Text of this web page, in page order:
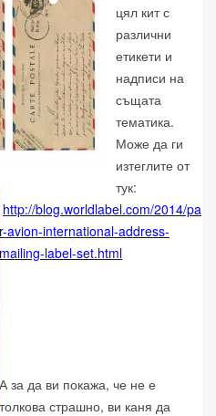
цял кит с
различни
етикети и
надписи на
същата
тематика.
Може да ги
изтеглите от
тук:
http://blog.worldlabel.com/2014/pa
r-avion-international-address-
mailing-label-set.html
А за да ви покажа, че не е
толкова страшно, ви каня да